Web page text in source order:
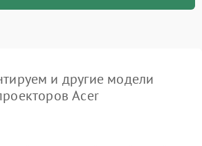
и другие модели
Acer